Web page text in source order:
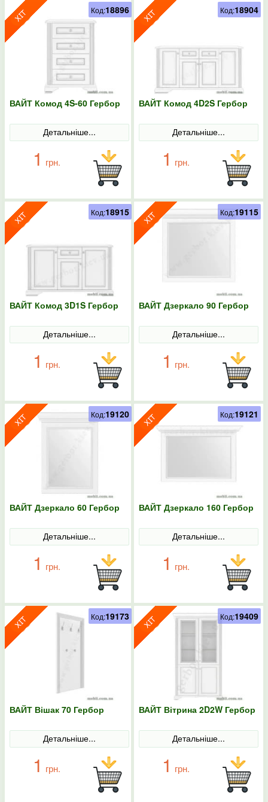
ВАЙТ Комод 4S-60 Гербор
Детальніше...
1 грн.
Код:18896
ВАЙТ Комод 4D2S Гербор
Детальніше...
1 грн.
Код:18904
ВАЙТ Комод 3D1S Гербор
Детальніше...
1 грн.
Код:18915
ВАЙТ Дзеркало 90 Гербор
Детальніше...
1 грн.
Код:19115
ВАЙТ Дзеркало 60 Гербор
Детальніше...
1 грн.
Код:19120
ВАЙТ Дзеркало 160 Гербор
Детальніше...
1 грн.
Код:19121
ВАЙТ Вішак 70 Гербор
Детальніше...
1 грн.
Код:19173
ВАЙТ Вітрина 2D2W Гербор
Детальніше...
1 грн.
Код:19409